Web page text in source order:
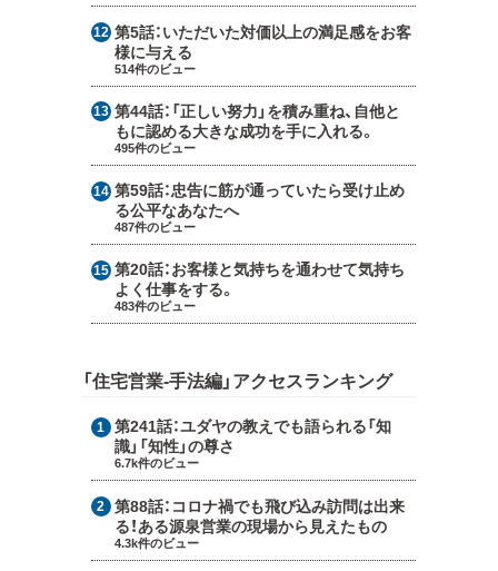
第5話：いただいた対価以上の満足感をお客
様に与える
514件のビュー
第44話： 「正しい努力」を積み重ね、自他と
もに認める大きな成功を手に入れる。
495件のビュー
第59話：忠告に筋が通っていたら受け止め
る公平なあなたへ
487件のビュー
第20話：お客様と気持ちを通わせて気持ち
よく仕事をする。
483件のビュー
「住宅営業-手法編」アクセスランキング
第241話：ユダヤの教えでも語られる「知
識」「知性」の尊さ
6.7k件のビュー
第88話： コロナ禍でも飛び込み訪問は出来
る！ある源泉営業の現場から見えたもの
4.3k件のビュー